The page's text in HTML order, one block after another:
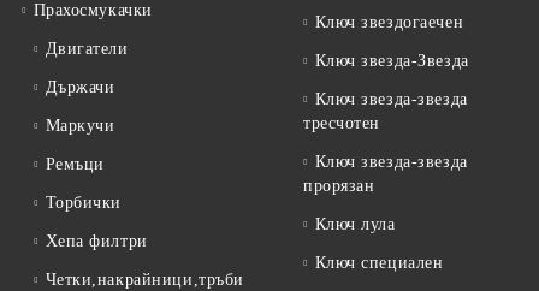
Прахосмукачки
Двигатели
Държачи
Маркучи
Ремъци
Торбички
Хепа филтри
Четки,накрайници,тръби
Ключ звездогаечен
Ключ звезда-Звезда
Ключ звезда-звезда
тресчотен
Ключ звезда-звезда
прорязан
Ключ лула
Ключ специален